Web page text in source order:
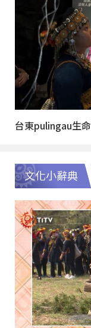
台東pulingau生
文化小辭典